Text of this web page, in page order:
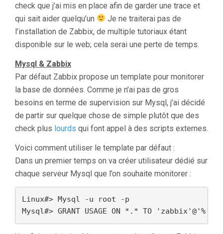
check que j’ai mis en place afin de garder une trace et
qui sait aider quelqu’un
Je ne traiterai pas de
l’installation de Zabbix, de multiple tutoriaux étant
disponible sur le web; cela serai une perte de temps.
Mysql & Zabbix
Par défaut Zabbix propose un template pour monitorer
la base de données. Comme je n’ai pas de gros
besoins en terme de supervision sur Mysql, j’ai décidé
de partir sur quelque chose de simple plutôt que des
check plus lourds qui font appel à des scripts externes.
Voici comment utiliser le template par défaut :
Dans un premier temps on va créer utilisateur dédié sur
chaque serveur Mysql que l’on souhaite monitorer :
Linux#> Mysql -u root -p
Mysql#> GRANT USAGE ON *.* TO 'zabbix'@'%'